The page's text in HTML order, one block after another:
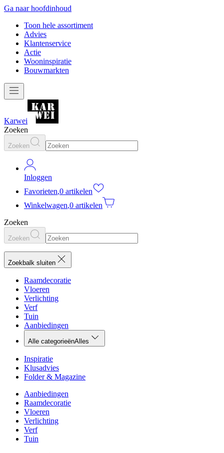
Ga naar hoofdinhoud
Toon hele assortiment
Advies
Klantenservice
Actie
Wooninspiratie
Bouwmarkten
Karwei
Zoeken
Zoeken
Inloggen
Favorieten,0 artikelen
Winkelwagen,0 artikelen
Zoeken
Zoeken
Zoekbalk sluiten
Raamdecoratie
Vloeren
Verlichting
Verf
Tuin
Aanbiedingen
Alle categorieënAlles
Inspiratie
Klusadvies
Folder & Magazine
Aanbiedingen
Raamdecoratie
Vloeren
Verlichting
Verf
Tuin